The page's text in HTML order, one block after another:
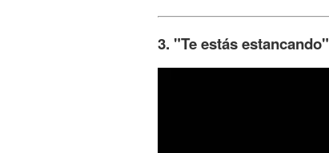
3. "Te estás estancando"